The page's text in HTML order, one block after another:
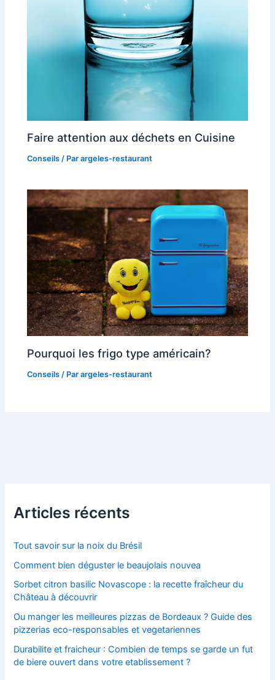
Faire attention aux déchets en Cuisine
Conseils / Parargeles-restaurant
Pourquoi les frigo type américain?
Conseils / Parargeles-restaurant
Articles récents
Tout savoir sur la noix du Brésil
Comment bien déguster le beaujolais nouvea
Sorbet citron basilic Novascope : la recette fraîcheur du
Château à découvrir
Ou manger les meilleures pizzas de Bordeaux ? Guide des
pizzerias eco-responsables et vegetariennes
Durabilite et fraicheur : Combien de temps se garde un fut
de biere ouvert dans votre etablissement ?